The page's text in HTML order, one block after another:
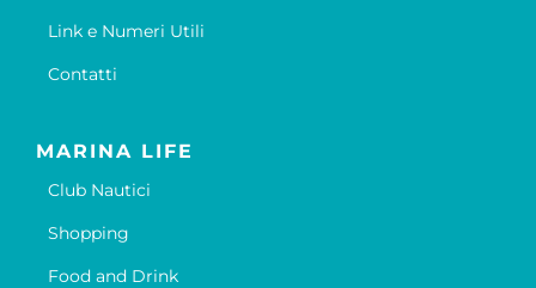
Link e Numeri Utili
Contatti
MARINA LIFE
Club Nautici
Shopping
Food and Drink